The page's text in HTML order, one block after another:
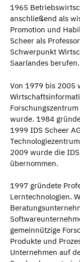
1965
anschließend als
Promotion und
Scheer als
Schwerpunkt
Saarlandes berufen.
Von 1979 bis 2005
wurde. 1984
1999 IDS Scheer
2009 wurde die
übernommen.
1997 gründete
Lerntechnologien.
gemeinnützige
Produkte und
Unternehmen auf